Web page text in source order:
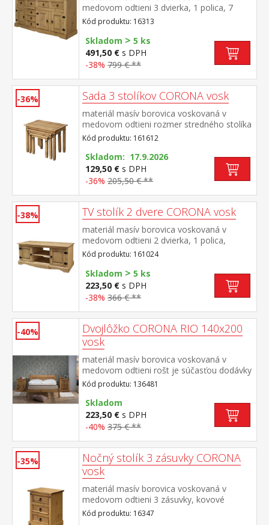
medovom odtieni 3 dvierka, 1 polica, 7
zásuviek, kovové ozdobné úchytky súčasť
zostavy Corona
Kód produktu: 16313
Skladom > 5 ks
491,50 € s DPH
-38% 799 € **
-36% Sada 3 stolíkov CORONA vosk
materiál masív borovica voskovaná v
medovom odtieni rozmer stredného stolíka
(š/h/v) 52 × 37 × 47 cm rozmer
najmenšieho stolíka (š/h/v) 38 × 32 × 40 cm
súčasť zostavy Corona
Kód produktu: 161612
Skladom: 17.9.2026
129,50 € s DPH
-36% 205,50 € **
-38% TV stolík 2 dvere CORONA vosk
materiál masív borovica voskovaná v
medovom odtieni 2 dvierka, 1 polica,
kovové ozdobné úchytky súčasť zostavy
Corona
Kód produktu: 161024
Skladom > 5 ks
223,50 € s DPH
-38% 366 € **
-40%
Dvojlôžko CORONA RIO 140x200
vosk
materiál masív borovica voskovaná v
medovom odtieni rošt je súčasťou dodávky
odporúčaný rozmer matraca 140 × 200 cm
súčasť zostavy Corona
Kód produktu: 136481
Skladom
223,50 € s DPH
-40% 375 € **
-35%
Nočný stolík 3 zásuvky CORONA
vosk
materiál masív borovica voskovaná v
medovom odtieni 3 zásuvky, kovové
ozdobné úchytky súčasť zostavy Corona
Kód produktu: 16347